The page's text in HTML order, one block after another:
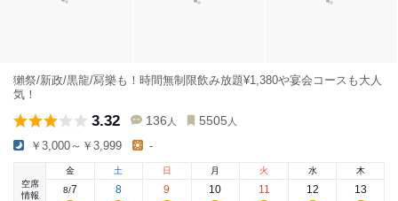
獺祭/新政/黒龍/冩樂も！時間無制限飲み放題¥1,380や宴会コースも大人
気！
3.32 136 人 5505 人
￥3,000～￥3,999 -
空席
情報
金
8/7
土
8
日
9
月
10
火
11
水
12
木
13